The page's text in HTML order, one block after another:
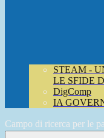
STEAM -
LE SFIDE
DigComp
IA
Campo di ricerca per le